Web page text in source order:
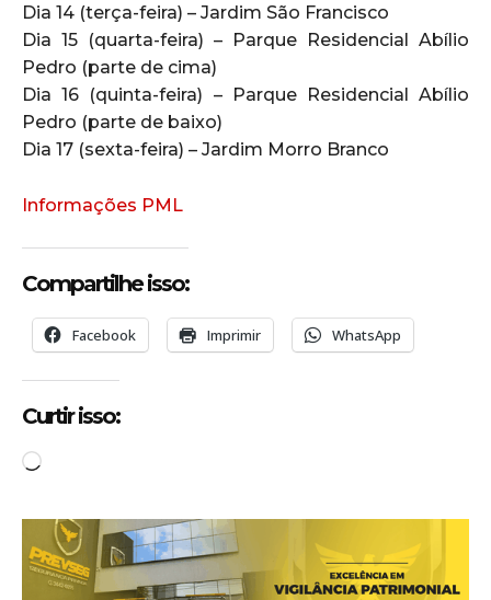
Dia 14 (terça-feira) – Jardim São Francisco
Dia 15 (quarta-feira) – Parque Residencial Abílio
Pedro (parte de cima)
Dia 16 (quinta-feira) – Parque Residencial Abílio
Pedro (parte de baixo)
Dia 17 (sexta-feira) – Jardim Morro Branco
Informações PML
Compartilhe isso:
Facebook Imprimir WhatsApp
Curtir isso:
C
r
r
e